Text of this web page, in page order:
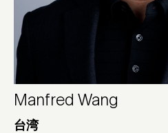
Manfred Wang
台湾